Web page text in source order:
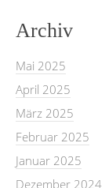
Archiv
Mai 2025
April 2025
März 2025
Februar 2025
Januar 2025
Dezember 2024